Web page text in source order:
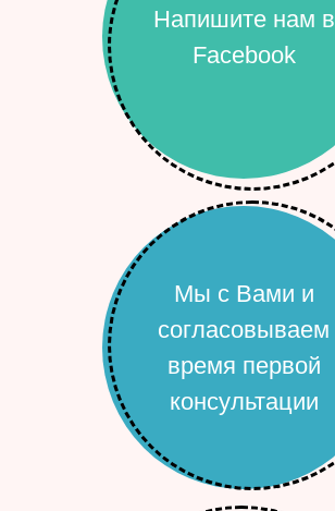
Напишите нам в
Facebook
Мы с Вами и
согласовываем
время первой
консультации